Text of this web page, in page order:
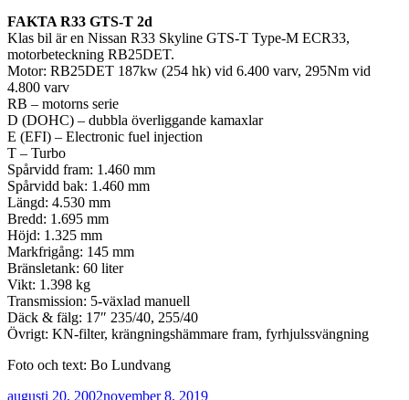
FAKTA R33 GTS-T 2d
Klas bil är en Nissan R33 Skyline GTS-T Type-M ECR33,
motorbeteckning RB25DET.
Motor: RB25DET 187kw (254 hk) vid 6.400 varv, 295Nm vid
4.800 varv
RB – motorns serie
D (DOHC) – dubbla överliggande kamaxlar
E (EFI) – Electronic fuel injection
T – Turbo
Spårvidd fram: 1.460 mm
Spårvidd bak: 1.460 mm
Längd: 4.530 mm
Bredd: 1.695 mm
Höjd: 1.325 mm
Markfrigång: 145 mm
Bränsletank: 60 liter
Vikt: 1.398 kg
Transmission: 5-växlad manuell
Däck & fälg: 17″ 235/40, 255/40
Övrigt: KN-filter, krängningshämmare fram, fyrhjulssvängning
Foto och text: Bo Lundvang
Publicerat
augusti 20, 2002november 8, 2019